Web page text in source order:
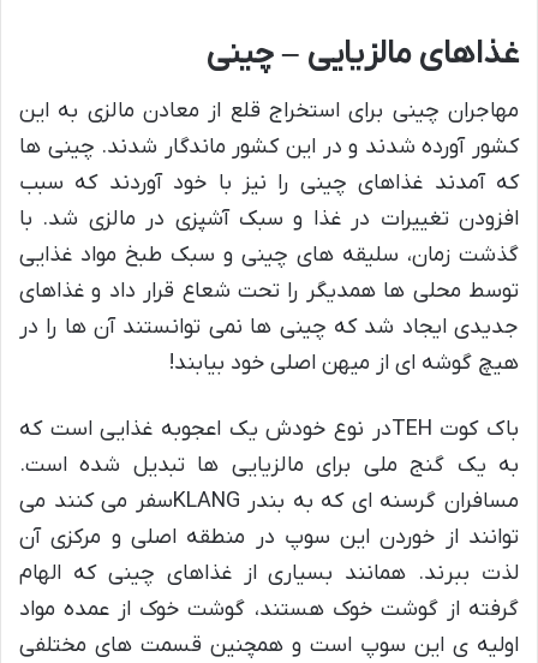
غذاهای مالزیایی –چینی
مهاجران چینی برای استخراج قلع از معادن مالزی به این
کشور آورده شدند و در این کشور ماندگار شدند. چینی ها
که آمدند غذاهای چینی را نیز با خود آوردند که سبب
افزودن تغییرات در غذا و سبک آشپزی در مالزی شد. با
گذشت زمان، سلیقه های چینی و سبک طبخ مواد غذایی
توسط محلی ها همدیگر را تحت شعاع قرار داد و غذاهای
جدیدی ایجاد شد که چینی ها نمی توانستند آن ها را در
هیچ گوشه ای از میهن اصلی خود بیابند!
باک کوت TEHدر نوع خودش یک اعجوبه غذایی است که
به یک گنج ملی برای مالزیایی ها تبدیل شده است.
مسافران گرسنه ای که به بندر KLANGسفر می کنند می
توانند از خوردن این سوپ در منطقه اصلی و مرکزی آن
لذت ببرند. همانند بسیاری از غذاهای چینی که الهام
گرفته از گوشت خوک هستند، گوشت خوک از عمده مواد
اولیه ی این سوپ است و همچنین قسمت های مختلفی